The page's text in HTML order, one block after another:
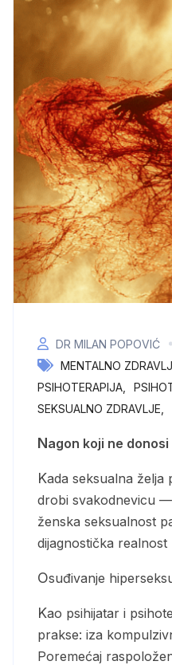
DR MILAN POPOVIĆ
MENTALNO
PSIHOTERAPIJA
SEKSUALNO ZDRAVLJE
Nagon koji ne
Kada seksualna želja prestane da bude izvor zadovoljstva i postane diktat koji prekida rad, kida odnose i
drobi svakodnevicu —
ženska seksualnost
dijagnostička
Osuđivanje
Kao psihijatar i psihoterapeut, godinama radim sa ljudima koji se bore sa ovim stanjem. Ono što znam iz
prakse: iza
Poremećaj